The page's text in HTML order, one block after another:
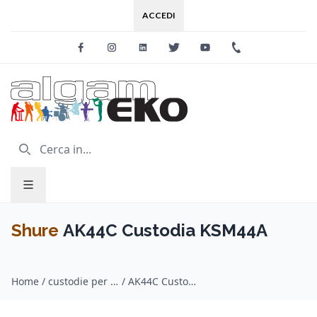
ACCEDI
FacebookInstagramLinkedinTwitter Youtube
Shure AK44C Custodia KSM44A
Home / custodie per microfoni / Shure / AK44C Custodia KSM44A